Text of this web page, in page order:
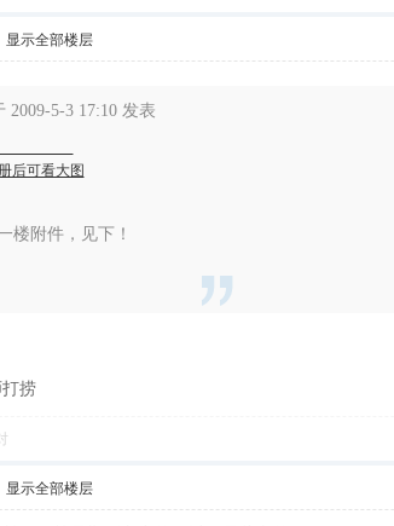
显示全部楼层
2009-5-3 17:10 发表
后可看大图
楼附件，见下！
捞
显示全部楼层